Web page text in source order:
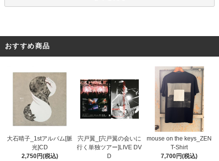
おすすめ商品
大石晴子_1stアルバム[脈
光]CD
2,750円(税込)
宍戸翼_[宍戸翼の会いに
行く単独ツアー]LIVE DV
D
mouse on the keys_ZEN
T-Shirt
7,700円(税込)